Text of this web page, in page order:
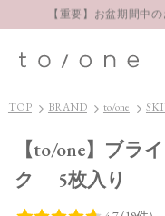
【重要】お盆期間中
LINE お友達登
TOP BRAND to/one
【to/one】ブラ
ク 5枚入り